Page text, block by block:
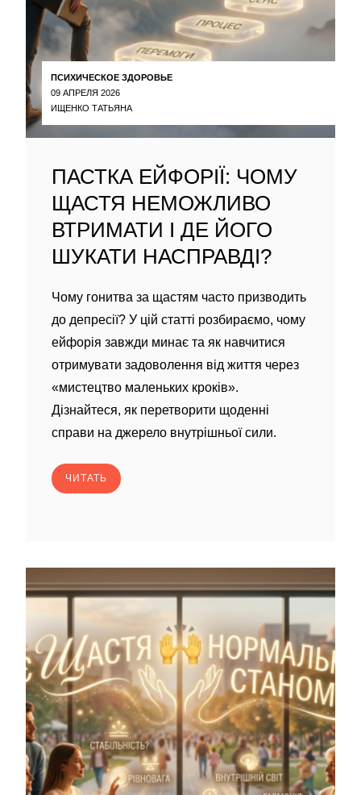
ПСИХИЧЕСКОЕ ЗДОРОВЬЕ
09 АПРЕЛЯ 2026
ИЩЕНКО ТАТЬЯНА
ПАСТКА ЕЙФОРІЇ: ЧОМУ
ЩАСТЯ НЕМОЖЛИВО
ВТРИМАТИ І ДЕ ЙОГО
ШУКАТИ НАСПРАВДІ?
Чому гонитва за щастям часто призводить
до депресії? У цій статті розбираємо, чому
ейфорія завжди минає та як навчитися
отримувати задоволення від життя через
«мистецтво маленьких кроків».
Дізнайтеся, як перетворити щоденні
справи на джерело внутрішньої сили.
ЧИТАТЬ